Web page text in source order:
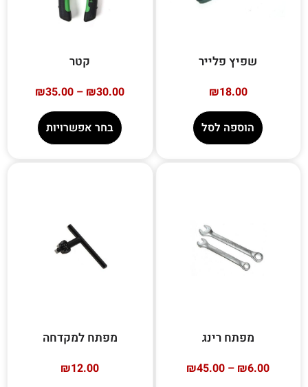
שפיץ פלייר
₪18.00
הוספה לסל
קטר
₪30.00
–
₪35.00
בחר אפשרויות
מפתח רינג
₪6.00
–
₪45.00
מפתח למקדחה
₪12.00